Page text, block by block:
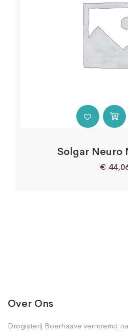
Solgar Neuro
€
Over Ons
Drogisterij Boerhaave vernoemd